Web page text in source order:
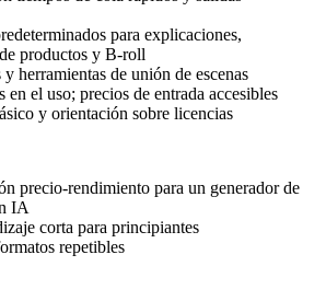
para explicaciones,
productos y B‑roll
herramientas de unión de escenas
en el uso; precios de entrada accesibles
y orientación sobre licencias
precio‑rendimiento para un generador de
IA
corta para principiantes
repetibles